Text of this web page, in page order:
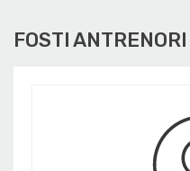
FOSTI ANTRENORI